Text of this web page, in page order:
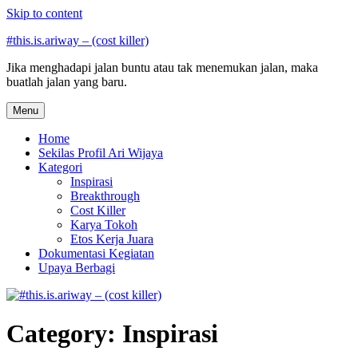
Skip to content
#this.is.ariway – (cost killer)
Jika menghadapi jalan buntu atau tak menemukan jalan, maka
buatlah jalan yang baru.
Menu
Home
Sekilas Profil Ari Wijaya
Kategori
Inspirasi
Breakthrough
Cost Killer
Karya Tokoh
Etos Kerja Juara
Dokumentasi Kegiatan
Upaya Berbagi
Category: Inspirasi